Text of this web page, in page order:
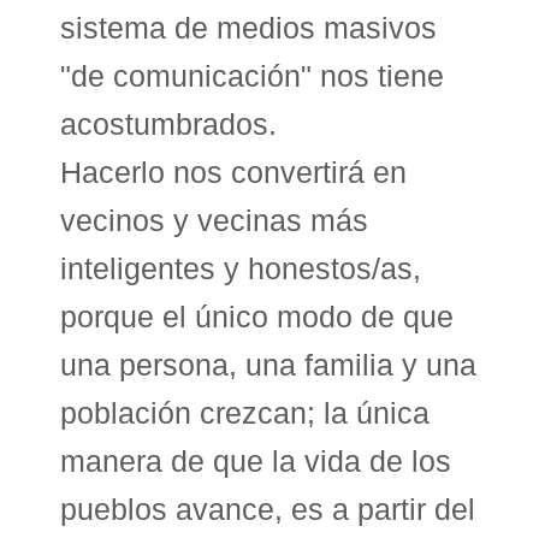
sistema de medios masivos
"de comunicación" nos tiene
acostumbrados.
Hacerlo nos convertirá en
vecinos y vecinas más
inteligentes y honestos/as,
porque el único modo de que
una persona, una familia y una
población crezcan; la única
manera de que la vida de los
pueblos avance, es a partir del